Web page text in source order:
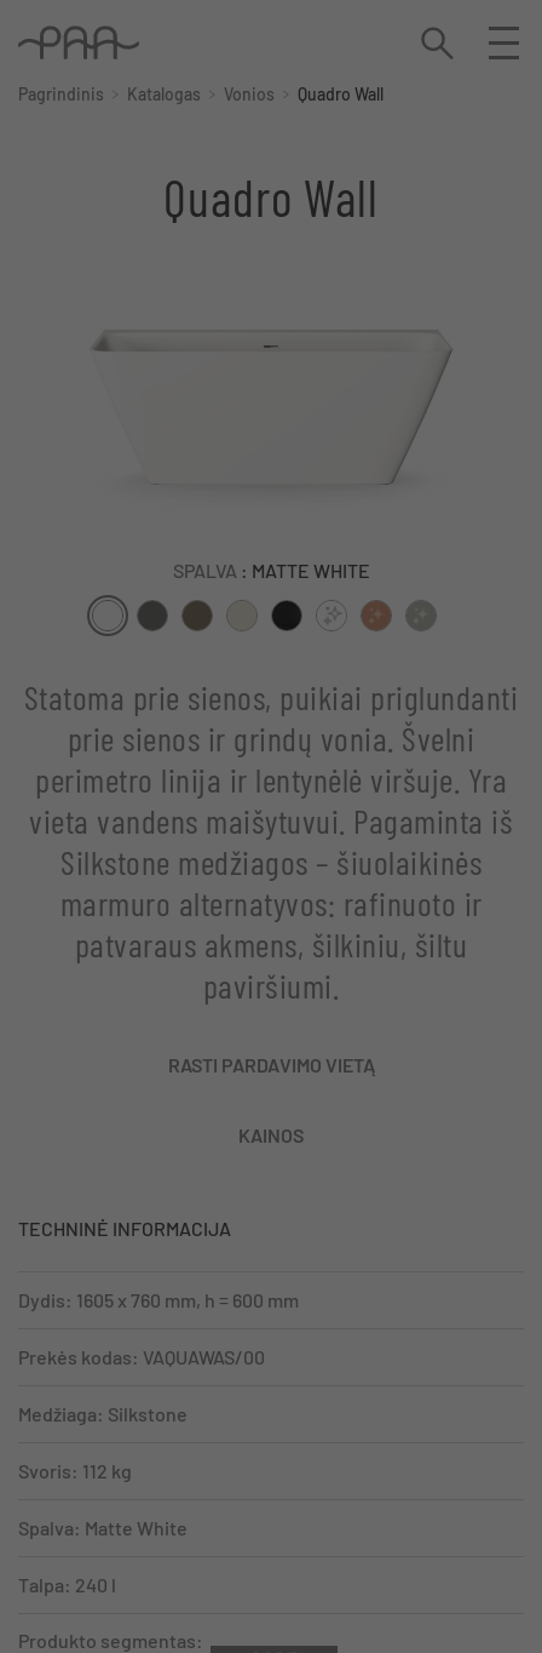
Pagrindinis Katalogas Vonios Quadro Wall
Quadro Wall
SPALVA : MATTE WHITE
Statoma prie sienos, puikiai priglundanti
prie sienos ir grindų vonia. Švelni
perimetro linija ir lentynėlė viršuje. Yra
vieta vandens maišytuvui. Pagaminta iš
Silkstone medžiagos – šiuolaikinės
marmuro alternatyvos: rafinuoto ir
patvaraus akmens, šilkiniu, šiltu
paviršiumi.
RASTI PARDAVIMO VIETĄ
KAINOS
TECHNINĖ INFORMACIJA
Dydis: 1605 x 760 mm, h = 600 mm
Prekės kodas: VAQUAWAS/00
Medžiaga: Silkstone
Svoris: 112 kg
Spalva: Matte White
Talpa: 240 l
Produkto segmentas: